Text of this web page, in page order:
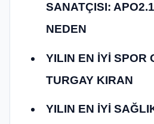
SANATÇISI:
NEDEN
YILIN EN İYİ SPOR
TURGAY KIRAN
YILIN EN İYİ